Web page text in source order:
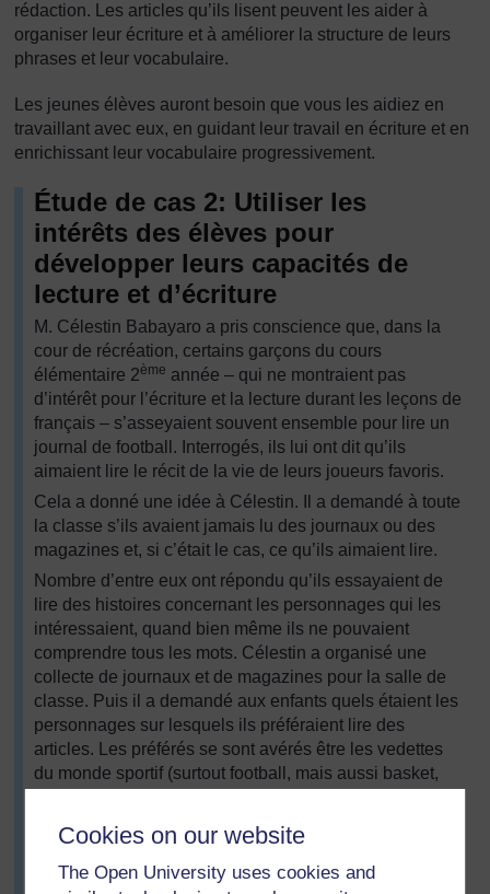
Cookies on our website
The Open University uses cookies and
rédaction. Les articles qu’ils lisent peuvent les aider à
organiser leur écriture et à améliorer la structure de leurs
phrases et leur vocabulaire.
Les jeunes élèves auront besoin que vous les aidiez en
travaillant avec eux, en guidant leur travail en écriture et en
enrichissant leur vocabulaire progressivement.
Étude de cas 2: Utiliser les
intérêts des élèves pour
développer leurs capacités de
lecture et d’écriture
M. Célestin Babayaro a pris conscience que, dans la
cour de récréation, certains garçons du cours
élémentaire 2ème année – qui ne montraient pas
d’intérêt pour l’écriture et la lecture durant les leçons de
français – s’asseyaient souvent ensemble pour lire un
journal de football. Interrogés, ils lui ont dit qu’ils
aimaient lire le récit de la vie de leurs joueurs favoris.
Cela a donné une idée à Célestin. Il a demandé à toute
la classe s’ils avaient jamais lu des journaux ou des
magazines et, si c’était le cas, ce qu’ils aimaient lire.
Nombre d’entre eux ont répondu qu’ils essayaient de
lire des histoires concernant les personnages qui les
intéressaient, quand bien même ils ne pouvaient
comprendre tous les mots. Célestin a organisé une
collecte de journaux et de magazines pour la salle de
classe. Puis il a demandé aux enfants quels étaient les
personnages sur lesquels ils préféraient lire des
articles. Les préférés se sont avérés être les vedettes
du monde sportif (surtout football, mais aussi basket,
des hommes et femmes politiques, des dirigeants
communautaires, des hommes et des femmes d’affaires